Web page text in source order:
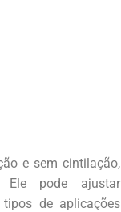
e sem cintilação,
pode ajustar
de aplicações